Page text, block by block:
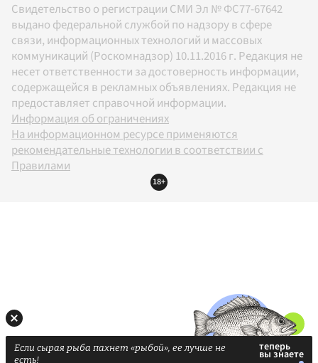
Свидетельство о регистрации СМИ Эл № ФС77-67642
выдано федеральной службой по надзору в сфере
связи, информационных технологий и массовых
коммуникаций (Роскомнадзор) 10.11.2016 г. Редакция не
несет ответственности за достоверность информации,
содержащейся в рекламных объявлениях. Редакция не
предоставляет справочной информации.
Информация об ограничениях
На информационном ресурсе применяются
рекомендательные технологии в соответствии с
Правилами
18+
Если сырая рыба пахнет «рыбой», ее лучше не
есть!